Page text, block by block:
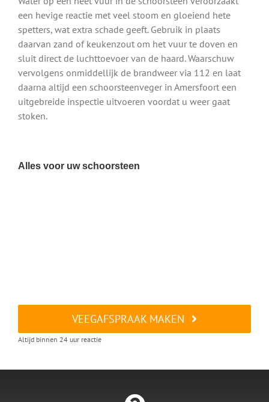
een hevige reactie met veel stoom en gloeiend hete
spetters, wat extra schade geeft. Gebruik in plaats
daarvan zand of keukenzout om het vuur te doven en
sluit direct de luchttoevoer van de haard. Waarschuw
vervolgens onmiddellijk de brandweer via 112 en laat
daarna altijd een schoorsteenveger in Amersfoort een
uitgebreide inspectie uitvoeren voordat u weer gaat
stoken.
Alles voor uw schoorsteen
VEEGAFSPRAAK MAKEN
Altijd binnen 24 uur reactie